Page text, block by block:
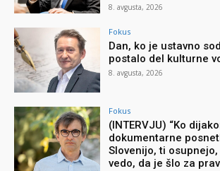
8. avgusta, 2026
Fokus
Dan, ko je ustavno
postalo del kulturne
8. avgusta, 2026
Fokus
(INTERVJU) “Ko
dokumentarne
Slovenijo, ti
vedo, da je šlo za